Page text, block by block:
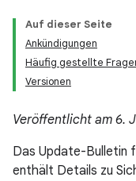
Auf dieser Seite
Ankündigungen
Häufig gestellte
Versionen
Veröffentlicht am 6.
Das Update-Bulletin
enthält Details zu